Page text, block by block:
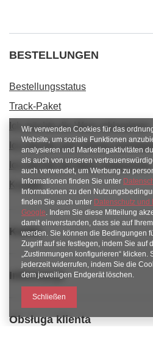
BESTELLUNGEN
Bestellungsstatus
Track-Paket
Ich möchte die Ware reklamieren
Ich möchte vom Vertrag
Ich möchte die Ware umtauschen
Kontakt
Konto
Informacje
Obsługa klienta
Wir verwenden Cookies für das
Website, um soziale Funktionen
analysieren und Marketingaktivitäten
als auch von unseren
auch verwendet, um Werbung zu
Informationen finden Sie unter
Informationen zu den
finden Sie auch unter Datenschutz
Google. Indem Sie diese Mitteilung
damit einverstanden, dass sie auf
werden. Sie können die Bedingungen
Zugriff auf sie festlegen, indem Sie auf
„Zustimmungen konfigurieren“
jederzeit widerrufen, indem Sie die
dem jeweiligen Endgerät löschen.
Schließen